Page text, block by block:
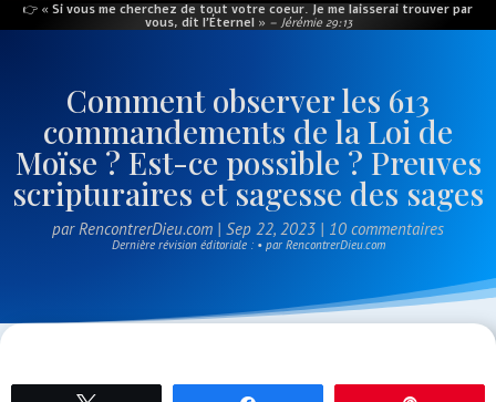
👉 « Si vous me cherchez de tout votre coeur. Je me laisserai trouver par
vous, dit l’Éternel » – Jérémie 29:13
Comment observer les 613
commandements de la Loi de
Moïse ? Est-ce possible ? Preuves
scripturaires et sagesse des sages
parRencontrerDieu.com | Sep 22, 2023 | 10 commentaires
Dernière révision éditoriale : • par RencontrerDieu.com